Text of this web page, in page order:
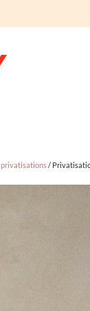
privatisations/